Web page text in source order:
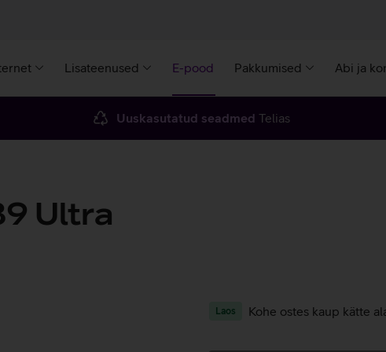
Lisateenused E-pood Pakkumised Abi ja
Uuskasutatud seadmed Telias
Ultra
Laos Kohe ostes kaup kätte